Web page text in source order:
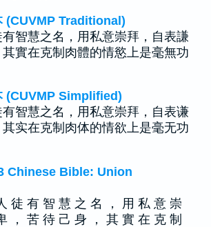
(CUVMP Traditional)
智慧之名，用私意崇拜，自表謙
實在克制肉體的情慾上是毫無功
(CUVMP Simplified)
智慧之名，用私意崇拜，自表谦
实在克制肉体的情欲上是毫无功
Chinese Bible: Union
徒 有 智 慧 之 名 ， 用 私 意 崇
， 苦 待 己 身 ， 其 實 在 克 制